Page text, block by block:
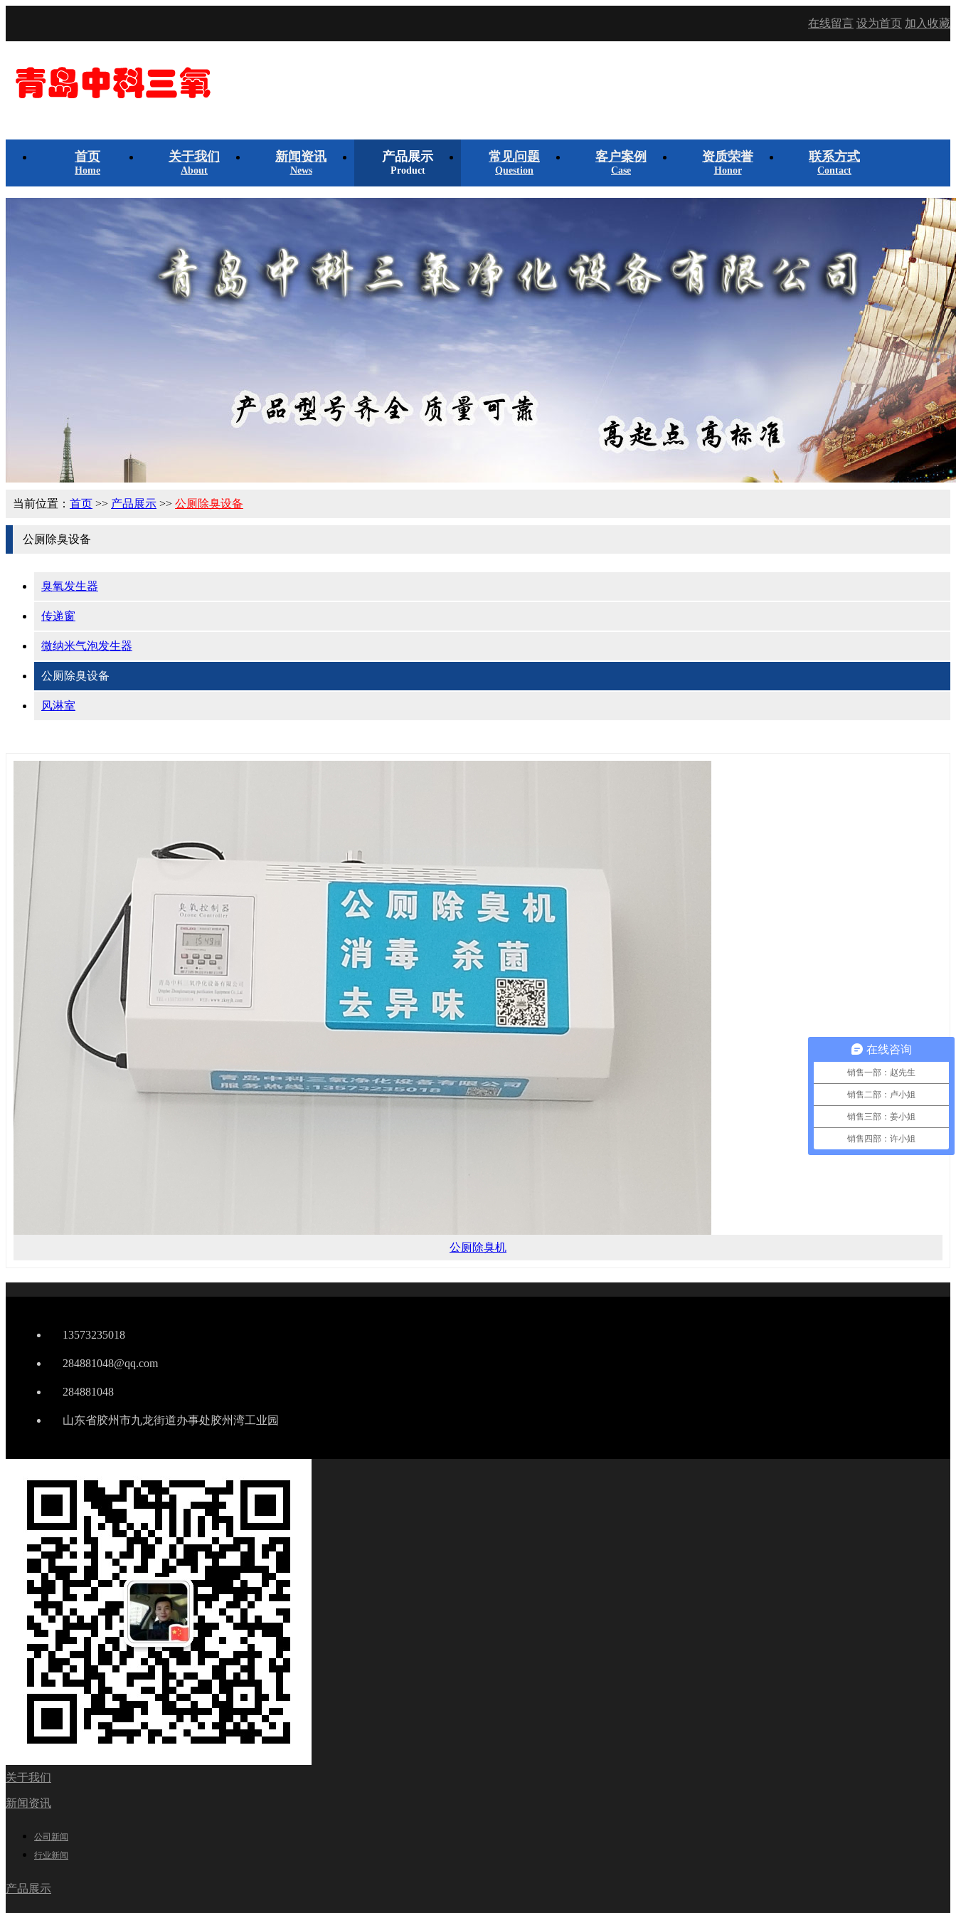
在线留言 设为首页 加入收藏
首页
Home
关于我们
About
新闻资讯
News
产品展示
Product
常见问题
Question
客户案例
Case
资质荣誉
Honor
联系方式
Contact
当前位置： 首页 >> 产品展示 >> 公厕除臭设备
公厕除臭设备
臭氧发生器
传递窗
微纳米气泡发生器
公厕除臭设备
风淋室
公厕除臭机
13573235018
284881048@qq.com
284881048
山东省胶州市九龙街道办事处胶州湾工业园
关于我们
新闻资讯
公司新闻
行业新闻
产品展示
在线咨询
销售一部：赵先生
销售二部：卢小姐
销售三部：姜小姐
销售四部：许小姐